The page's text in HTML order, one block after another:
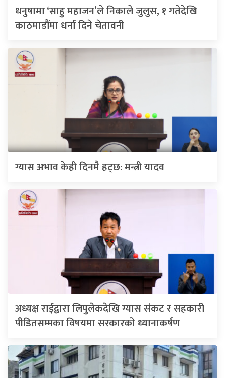
धनुषामा ‘साहु महाजन’ले निकाले जुलुस, १ गतेदेखि
काठमाडौंमा धर्ना दिने चेतावनी
ग्यास अभाव केही दिनमै हट्छ: मन्त्री यादव
अध्यक्ष राईद्वारा लिपुलेकदेखि ग्यास संकट र सहकारी
पीडितसम्मका विषयमा सरकारको ध्यानाकर्षण